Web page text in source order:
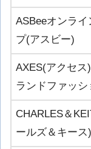
ASBeeオンライ
プ(アスビー)
AXES(アクセス
ランドファッシ
CHARLES＆
ールズ＆キース)